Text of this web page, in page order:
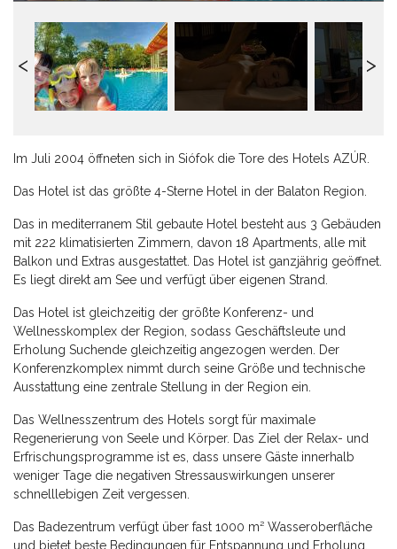
Im Juli 2004 öffneten sich in Siófok die Tore des Hotels AZÚR.
Das Hotel ist das größte 4-Sterne Hotel in der Balaton Region.
Das in mediterranem Stil gebaute Hotel besteht aus 3 Gebäuden
mit 222 klimatisierten Zimmern, davon 18 Apartments, alle mit
Balkon und Extras ausgestattet. Das Hotel ist ganzjährig geöffnet.
Es liegt direkt am See und verfügt über eigenen Strand.
Das Hotel ist gleichzeitig der größte Konferenz- und
Wellnesskomplex der Region, sodass Geschäftsleute und
Erholung Suchende gleichzeitig angezogen werden. Der
Konferenzkomplex nimmt durch seine Größe und technische
Ausstattung eine zentrale Stellung in der Region ein.
Das Wellnesszentrum des Hotels sorgt für maximale
Regenerierung von Seele und Körper. Das Ziel der Relax- und
Erfrischungsprogramme ist es, dass unsere Gäste innerhalb
weniger Tage die negativen Stressauswirkungen unserer
schnelllebigen Zeit vergessen.
Das Badezentrum verfügt über fast 1000 m² Wasseroberfläche
und bietet beste Bedingungen für Entspannung und Erholung.